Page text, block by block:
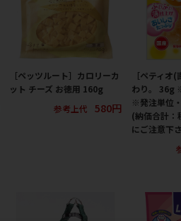
［ペッツルート］カロリーカ
ット チーズ お徳用 160g
参考上代
580円
［ペティオ
わり。 36g
※発注単位
(納価合計：
にご注意下